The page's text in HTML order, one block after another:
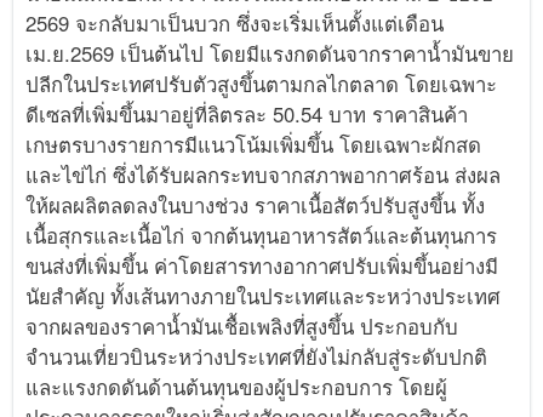
2569 จะกลับมาเป็นบวก ซึ่งจะเริ่มเห็นตั้งแต่เดือน
เม.ย.2569 เป็นต้นไป โดยมีแรงกดดันจากราคาน้ำมันขาย
ปลีกในประเทศปรับตัวสูงขึ้นตามกลไกตลาด โดยเฉพาะ
ดีเซลที่เพิ่มขึ้นมาอยู่ที่ลิตรละ 50.54 บาท ราคาสินค้า
เกษตรบางรายการมีแนวโน้มเพิ่มขึ้น โดยเฉพาะผักสด
และไข่ไก่ ซึ่งได้รับผลกระทบจากสภาพอากาศร้อน ส่งผล
ให้ผลผลิตลดลงในบางช่วง ราคาเนื้อสัตว์ปรับสูงขึ้น ทั้ง
เนื้อสุกรและเนื้อไก่ จากต้นทุนอาหารสัตว์และต้นทุนการ
ขนส่งที่เพิ่มขึ้น ค่าโดยสารทางอากาศปรับเพิ่มขึ้นอย่างมี
นัยสำคัญ ทั้งเส้นทางภายในประเทศและระหว่างประเทศ
จากผลของราคาน้ำมันเชื้อเพลิงที่สูงขึ้น ประกอบกับ
จำนวนเที่ยวบินระหว่างประเทศที่ยังไม่กลับสู่ระดับปกติ
และแรงกดดันด้านต้นทุนของผู้ประกอบการ โดยผู้